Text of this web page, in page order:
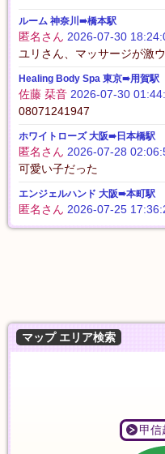
割引情報変更
2026年07月21日 (火曜日）
2026年07月10日 (金曜日
割引情報変更
2026年06月30日 (火曜日）
閉店 三重➠近鉄四日市駅の「
2026年06月30日 (火曜日）
閉店 大阪➠日本橋駅7番出口の
みずほ台
草加の「
新人入店 飯田橋駅の「蝶々20
2026年06月15日 (月曜日）
新御徒町駅の「ilAria
新御徒町駅の「ilAria
2026年06月15日 (月曜日）
新御徒町駅の「ilAria
ルーム 神奈川➠橋本駅
匿名さん 2026-07-30
ユリさん、マッサージが激
Healing Body Spa 東京➠用賀駅
佐藤 栞音 2026-07-30
08071241947
ホワイトローズ 大阪➠日本橋駅
匿名さん 2026-07-28
可愛い子だった
エンジェルハンド 大阪➠本町駅
匿名さん 2026-07-25
60分コースなのに40分で終
若い子って言われたのにお
Barbie 東京➠大井町駅
違法店2026-07-25
しつこい勧誘、ヌキも嘘、
ブサイクしかおらず、金は
マップ エリア検索
甲